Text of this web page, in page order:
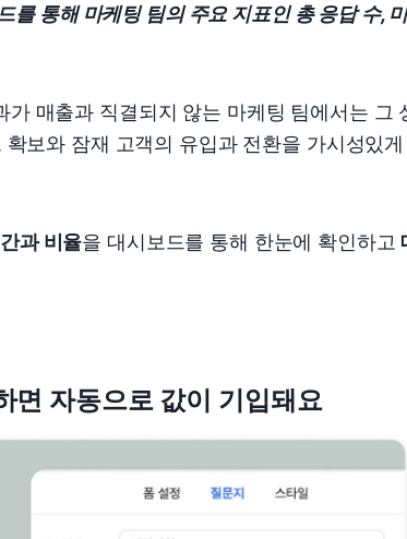
를 통해 마케팅 팀의 주요 지표인 총 응답 수,
매출과 직결되지 않는 마케팅 팀에서는 그
보와 잠재 고객의 유입과 전환을 가시성있
과 비율을 대시보드를 통해 한눈에 확인하고
면 자동으로 값이 기입돼요